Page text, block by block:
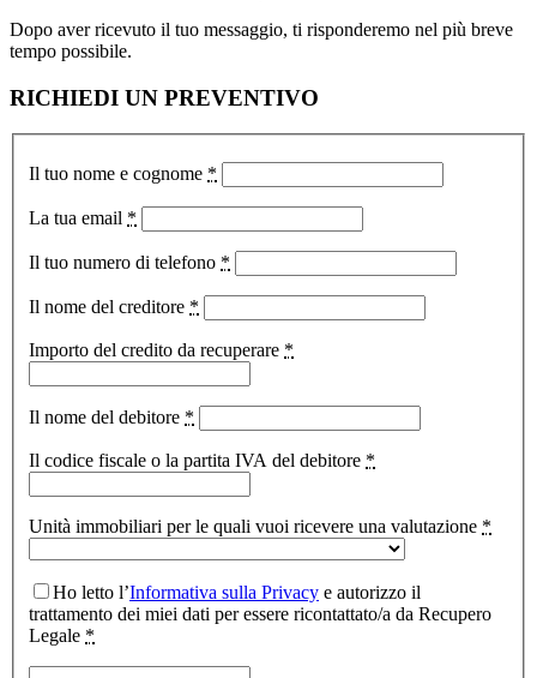
Dopo aver ricevuto il tuo messaggio, ti risponderemo nel più breve
tempo possibile.
RICHIEDI UN PREVENTIVO
Il tuo nome e cognome *
La tua email *
Il tuo numero di telefono *
Il nome del creditore *
Importo del credito da recuperare *
Il nome del debitore *
Il codice fiscale o la partita IVA del debitore *
Unità immobiliari per le quali vuoi ricevere una valutazione *
Ho letto l’Informativa sulla Privacy e autorizzo il
trattamento dei miei dati per essere ricontattato/a da Recupero
Legale *